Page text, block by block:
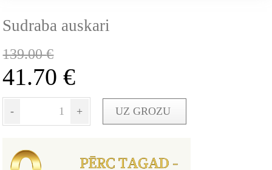
Sudraba auskari
139.00€
41.70€
- + UZ GROZU